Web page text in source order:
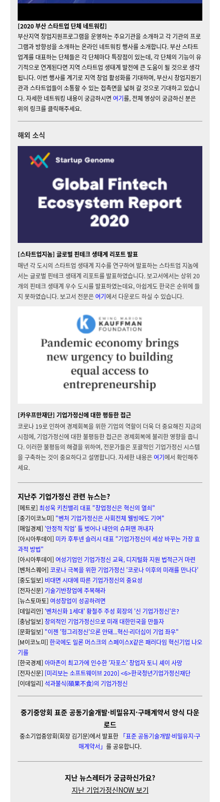
[2020 부산 스타트업 단체 네트워킹]
부산지역 창업지원프로그램을 운영하는 주요기관을 소개하고 각 기관의 프로
그램과 방향성을 소개하는 온라인 네트워킹 행사를 소개합니다. 부산 스타트
업계를 대표하는 단체들은 각 단체마다 특장점이 있는데, 각 단체의 기능이 유
기적으로 연계된다면 지역 스타트업 생태계 발전에 큰 도움이 될 것으로 생각
됩니다. 이번 행사를 계기로 지역 창업 활성화를 기대하며, 부산시 창업지원기
관과 스타트업들이 소통할 수 있는 접촉면을 넓혀 갈 것으로 기대하고 있습니
다. 자세한 네트워킹 내용이 궁금하시면 여기를, 전체 영상이 궁금하신 분은
위의 링크를 클릭해주세요.
해외 소식
[스타트업지놈] 글로벌 핀테크 생태계 리포트 발표
매년 각 도시의 스타트업 생태계 지수를 연구하여 발표하는 스타트업 지놈에
서는 글로벌 핀테크 생태계 리포트를 발표하였습니다. 보고서에서는 상위 20
개의 핀테크 생태계 우수 도시를 발표하였는데요, 아쉽게도 한국은 순위에 들
지 못하였습니다. 보고서 전문은여기에서 다운로드 하실 수 있습니다.
[카우프만재단] 기업가정신에 대한 평등한 접근
코로나 19로 인하여 경제회복을 위한 기업의 역할이 더욱 더 중요해진 지금의
시점에, 기업가정신에 대한 불평등한 접근은 경제회복에 불리한 영향을 줍니
다. 이러한 불평등의 해결을 위하여, 전문가들은 포괄적인 기업가정신 시스템
을 구축하는 것이 중요하다고 설명합니다. 자세한 내용은여기에서 확인해주
세요.
지난주 기업가정신 관련 뉴스는?
[메트로] 최성욱 키친밸리 대표 "창업정신은 혁신의 열쇠"
[중기이코노미] "벤처 기업가정신은 사회전체 웰빙에도 기여"
[매일경제] '안정적 직업' 틀 벗어나 내안의 슈퍼맨 꺼내자
[아시아투데이] 미카 후투넨 슬러시 대표 "기업가정신이 세상 바꾸는 가장 효
과적 방법"
[아시아투데이] 여성기업인 기업가정신 교육, 디지털화 지원 법적근거 마련
[벤처스퀘어] 코로나 극복을 위한 기업가정신 '코로나 이후의 미래를 만나다'
[중도일보] 비대면 시대에 따른 기업가정신의 중요성
[전자신문] 기술기반창업에 주목해라
[뉴스토마토] 여성창업이 성공하려면
[데일리안] '벤처신화 1세대' 황철주 주성 회장의 '신 기업가정신'은?
[충남일보] 창의적인 기업가정신으로 미래 대한민국을 만들자
[문화일보] "이젠 '헝그리정신'으론 안돼...혁신·리더십이 기업 좌우"
[M이코노미] 한국에도 일론 머스크의 스페이스X같은 패러다임 혁신기업 나오
기를
[한국경제] 아마존이 최고가에 인수한 '자포스' 창업자 토니 셰이 사망
[전자신문] [미리보는 소프트웨이브 2020] <6>한국청년기업가정신재단
[이데일리] 석과불식(碩果不食)의 기업가정신
중기중앙회 표준 공동기술개발·비밀유지·구매계약서 양식 다운
로드
중소기업중앙회(회장 김기문)에서 발표한 「표준 공동기술개발·비밀유지·구
매계약서」 를 공유합니다.
지난 뉴스레터가 궁금하신가요?
지난 기업가정신NOW 보기